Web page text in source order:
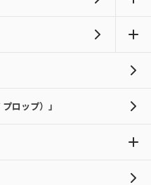
ロップ）」